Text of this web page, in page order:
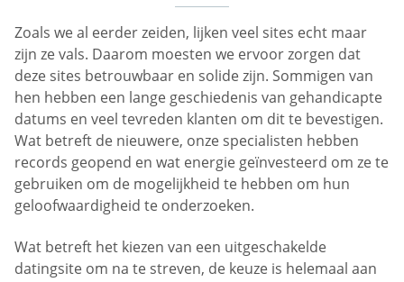
Zoals we al eerder zeiden, lijken veel sites echt maar
zijn ze vals. Daarom moesten we ervoor zorgen dat
deze sites betrouwbaar en solide zijn. Sommigen van
hen hebben een lange geschiedenis van gehandicapte
datums en veel tevreden klanten om dit te bevestigen.
Wat betreft de nieuwere, onze specialisten hebben
records geopend en wat energie geïnvesteerd om ze te
gebruiken om de mogelijkheid te hebben om hun
geloofwaardigheid te onderzoeken.
Wat betreft het kiezen van een uitgeschakelde
datingsite om na te streven, de keuze is helemaal aan